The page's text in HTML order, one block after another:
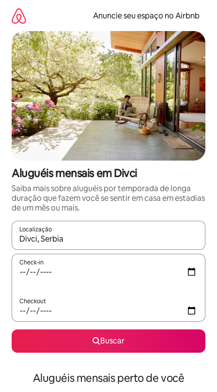
para
conteúdo
Anuncie seu espaço no Airbnb
Aluguéis mensais em Divci
Saiba mais sobre aluguéis por temporada de longa
duração que fazem você se sentir em casa em estadias
de um mês ou mais.
Localização
Quando os resultados estiverem disponíveis, explore-os
Check-in
Checkout
Buscar
Aluguéis mensais perto de você